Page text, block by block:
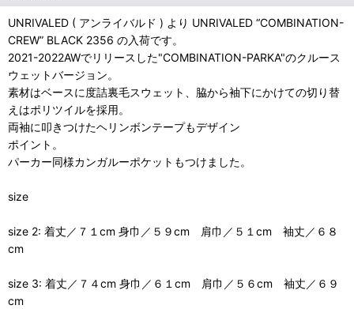
UNRIVALED ( アンライバルド ) より UNRIVALED “COMBINATION-
CREW” BLACK 2356 の入荷です。
2021-2022AWでリリースした"COMBINATION-PARKA"のクルース
ウェットバージョン。
素材はベースに度詰裏毛スウェット、脇から袖下にかけての切り替
えはポリツイルを採用。
両袖に叩きつけたヘリンボンテープもデザイン
ポイント。
パーカー同様カンガルーポケットもつけました。
size
size 2: 着丈／７１cm 身巾／５９cm 肩巾／５１cm 袖丈／６８
cm
size 3: 着丈／７４cm 身巾／６１cm 肩巾／５６cm 袖丈／６９
cm